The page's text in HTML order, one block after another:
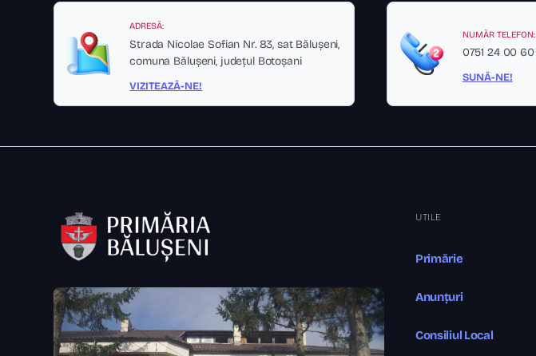
ADRESĂ:
Strada Nicolae Sofian Nr. 83, sat Bălușeni,
comuna Bălușeni, județul Botoșani
VIZITEAZĂ-NE!
NUMĂR TELEFON:
0751 24 00 60
SUNĂ-NE!
UTILE
Primărie
Anunțuri
Consiliul Local